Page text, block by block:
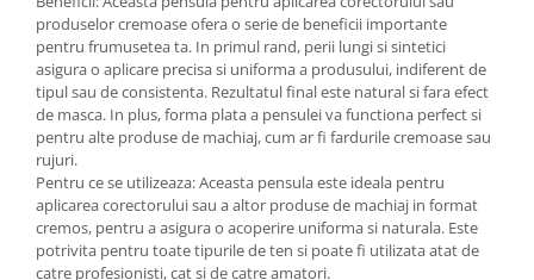
produselor cremoase ofera o serie de beneficii importante
pentru frumusetea ta. In primul rand, perii lungi si sintetici
asigura o aplicare precisa si uniforma a produsului, indiferent de
tipul sau de consistenta. Rezultatul final este natural si fara efect
de masca. In plus, forma plata a pensulei va functiona perfect si
pentru alte produse de machiaj, cum ar fi fardurile cremoase sau
rujuri.
Pentru ce se utilizeaza: Aceasta pensula este ideala pentru
aplicarea corectorului sau a altor produse de machiaj in format
cremos, pentru a asigura o acoperire uniforma si naturala. Este
potrivita pentru toate tipurile de ten si poate fi utilizata atat de
catre profesionisti, cat si de catre amatori.